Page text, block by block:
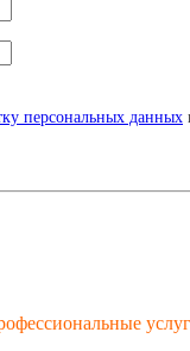
персональных данных